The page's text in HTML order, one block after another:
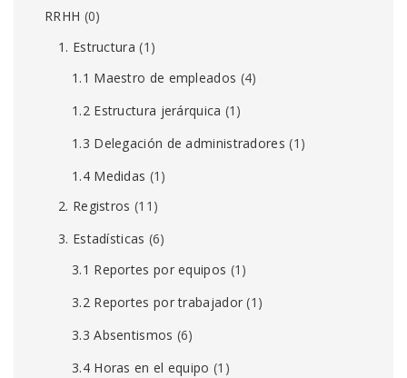
RRHH (0)
1. Estructura (1)
1.1 Maestro de empleados (4)
1.2 Estructura jerárquica (1)
1.3 Delegación de administradores (1)
1.4 Medidas (1)
2. Registros (11)
3. Estadísticas (6)
3.1 Reportes por equipos (1)
3.2 Reportes por trabajador (1)
3.3 Absentismos (6)
3.4 Horas en el equipo (1)